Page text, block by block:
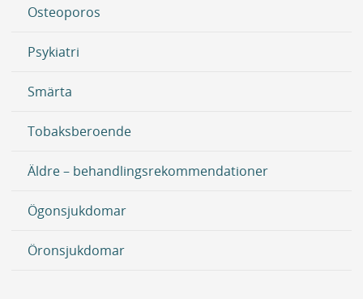
Osteoporos
Psykiatri
Smärta
Tobaksberoende
Äldre – behandlingsrekommendationer
Ögonsjukdomar
Öronsjukdomar